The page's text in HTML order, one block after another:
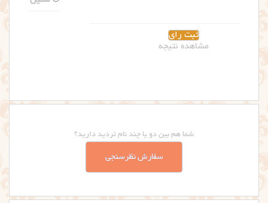
شما هم بین دو یا چند نام تردید دارید؟
سفارش نظرسنجی